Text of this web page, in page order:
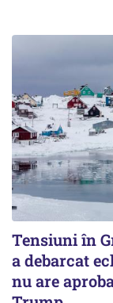
Tensiuni în
a debarcat
nu are